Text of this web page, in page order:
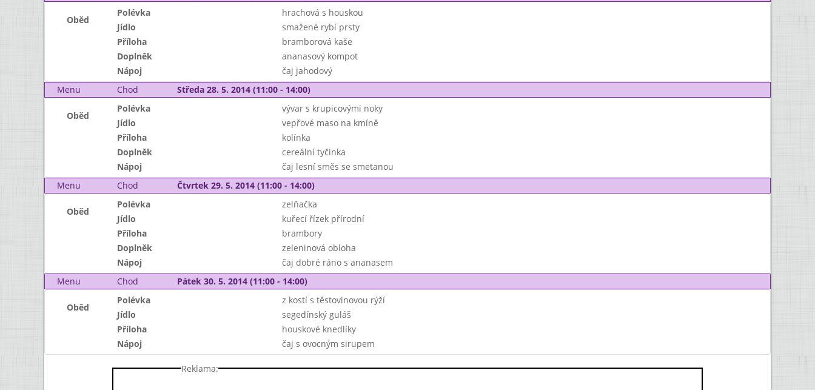
Oběd
Polévka
hrachová s houskou
Jídlo
smažené rybí prsty
Příloha
bramborová kaše
Doplněk
ananasový kompot
Nápoj
čaj jahodový
Menu
Chod Středa 28. 5. 2014 (11:00 - 14:00)
Oběd
Polévka
vývar s krupicovými noky
Jídlo
vepřové maso na kmíně
Příloha
kolínka
Doplněk
cereální tyčinka
Nápoj
čaj lesní směs se smetanou
Menu
Chod Čtvrtek 29. 5. 2014 (11:00 - 14:00)
Oběd
Polévka
zelňačka
Jídlo
kuřecí řízek přírodní
Příloha
brambory
Doplněk
zeleninová obloha
Nápoj
čaj dobré ráno s ananasem
Menu
Chod Pátek 30. 5. 2014 (11:00 - 14:00)
Oběd
Polévka
z kostí s těstovinovou rýží
Jídlo
segedínský guláš
Příloha
houskové knedlíky
Nápoj
čaj s ovocným sirupem
Reklama: